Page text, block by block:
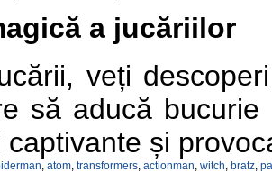
a jucăriilor
veți
să aducă
captivante și
, atom, transformers, actionman, witch, bratz,